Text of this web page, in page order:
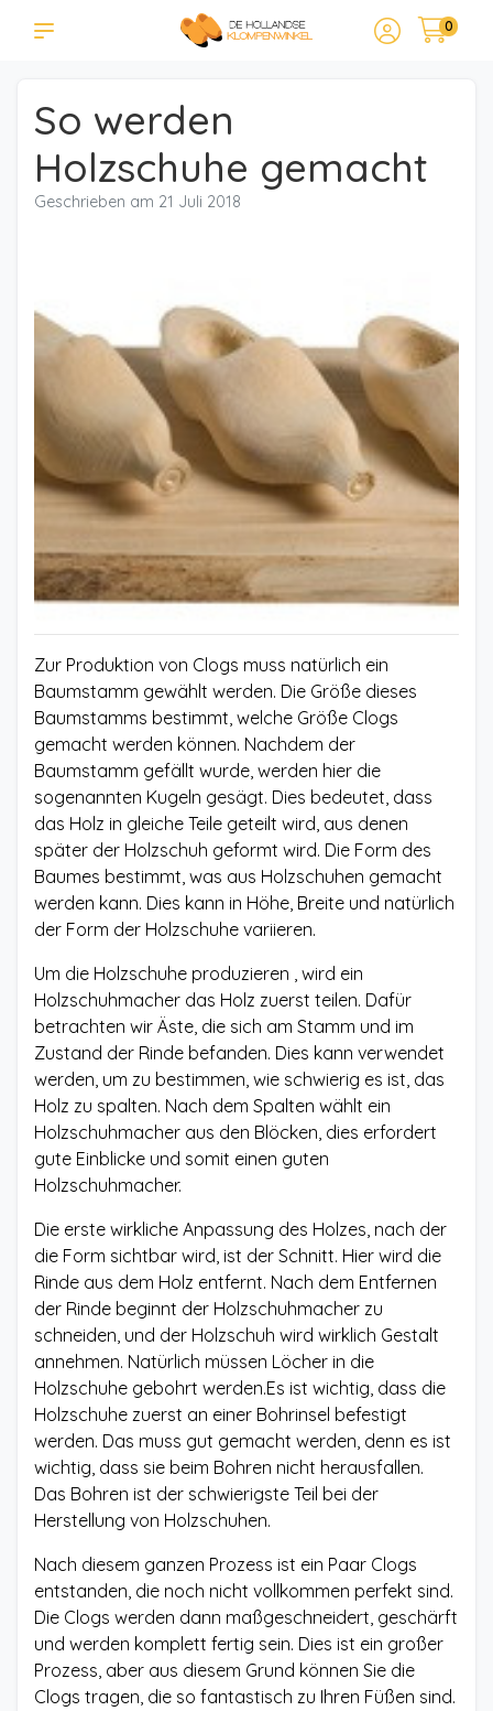
0
So werden
Holzschuhe gemacht
Geschrieben am 21 Juli 2018
Zur Produktion von Clogs muss natürlich ein
Baumstamm gewählt werden. Die Größe dieses
Baumstamms bestimmt, welche Größe Clogs
gemacht werden können. Nachdem der
Baumstamm gefällt wurde, werden hier die
sogenannten Kugeln gesägt. Dies bedeutet, dass
das Holz in gleiche Teile geteilt wird, aus denen
später der Holzschuh geformt wird. Die Form des
Baumes bestimmt, was aus Holzschuhen gemacht
werden kann. Dies kann in Höhe, Breite und natürlich
der Form der Holzschuhe variieren.
Um die Holzschuhe produzieren , wird ein
Holzschuhmacher das Holz zuerst teilen. Dafür
betrachten wir Äste, die sich am Stamm und im
Zustand der Rinde befanden. Dies kann verwendet
werden, um zu bestimmen, wie schwierig es ist, das
Holz zu spalten. Nach dem Spalten wählt ein
Holzschuhmacher aus den Blöcken, dies erfordert
gute Einblicke und somit einen guten
Holzschuhmacher.
Die erste wirkliche Anpassung des Holzes, nach der
die Form sichtbar wird, ist der Schnitt. Hier wird die
Rinde aus dem Holz entfernt. Nach dem Entfernen
der Rinde beginnt der Holzschuhmacher zu
schneiden, und der Holzschuh wird wirklich Gestalt
annehmen. Natürlich müssen Löcher in die
Holzschuhe gebohrt werden.Es ist wichtig, dass die
Holzschuhe zuerst an einer Bohrinsel befestigt
werden. Das muss gut gemacht werden, denn es ist
wichtig, dass sie beim Bohren nicht herausfallen.
Das Bohren ist der schwierigste Teil bei der
Herstellung von Holzschuhen.
Nach diesem ganzen Prozess ist ein Paar Clogs
entstanden, die noch nicht vollkommen perfekt sind.
Die Clogs werden dann maßgeschneidert, geschärft
und werden komplett fertig sein. Dies ist ein großer
Prozess, aber aus diesem Grund können Sie die
Clogs tragen, die so fantastisch zu Ihren Füßen sind.